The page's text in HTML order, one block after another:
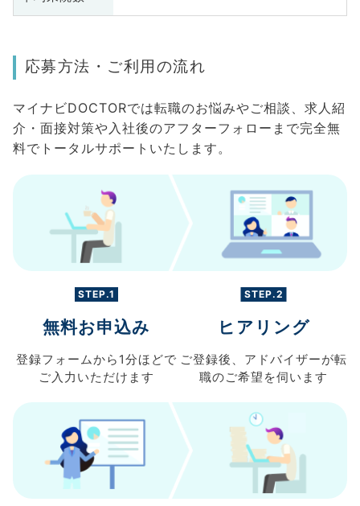
応募方法・ご利用の流れ
マイナビDOCTORでは転職のお悩みやご相談、求人紹
介・面接対策や入社後のアフターフォローまで完全無
料でトータルサポートいたします。
STEP.1
無料お申込み
登録フォームから 1分ほどで
ご入力 いただけます
STEP.2
ヒアリング
ご登録後、 アドバイザーが転
職のご希望を伺います